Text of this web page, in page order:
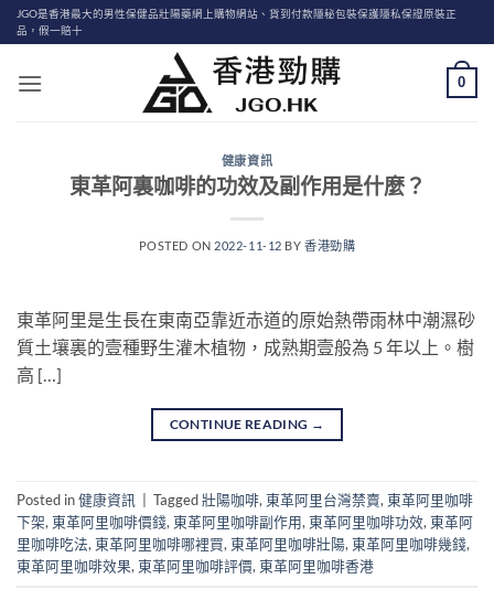
Skip
to
JGO是香港最大的男性保健品壯陽藥網上購物網站、貨到付款隱秘包裝保護隱私保證原裝正
品，假一賠十
0
健康資訊
東革阿裏咖啡的功效及副作用是什麼？
POSTED ON 2022-11-12 BY香港勁購
東革阿里是生長在東南亞靠近赤道的原始熱帶雨林中潮濕砂
質土壤裏的壹種野生灌木植物，成熟期壹般為 5 年以上。樹
高 […]
CONTINUE READING →
Posted in健康資訊 Tagged壯陽咖啡, 東革阿里台灣禁賣, 東革阿里咖啡
下架, 東革阿里咖啡價錢, 東革阿里咖啡副作用, 東革阿里咖啡功效, 東革阿
里咖啡吃法, 東革阿里咖啡哪裡買, 東革阿里咖啡壯陽, 東革阿里咖啡幾錢,
東革阿里咖啡效果, 東革阿里咖啡評價, 東革阿里咖啡香港